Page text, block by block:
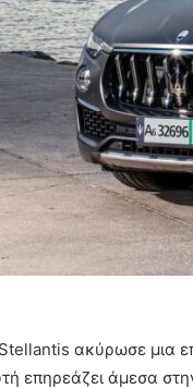
ακύρωσε μια
επηρεάζει άμεσα